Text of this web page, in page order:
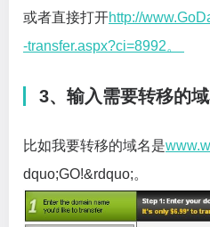
或者直接打开http://
-transfer.aspx?ci=8992。
3、输入需要转移的域
比如我要转移的域名是
dquo;GO!&rdquo;。